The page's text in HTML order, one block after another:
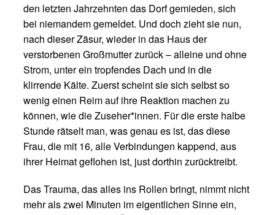
den letzten Jahrzehnten das Dorf gemieden, sich
bei niemandem gemeldet. Und doch zieht sie nun,
nach dieser Zäsur, wieder in das Haus der
verstorbenen Großmutter zurück – alleine und ohne
Strom, unter ein tropfendes Dach und in die
klirrende Kälte. Zuerst scheint sie sich selbst so
wenig einen Reim auf ihre Reaktion machen zu
können, wie die Zuseher*innen. Für die erste halbe
Stunde rätselt man, was genau es ist, das diese
Frau, die mit 16, alle Verbindungen kappend, aus
ihrer Heimat geflohen ist, just dorthin zurücktreibt.
Das Trauma, das alles ins Rollen bringt, nimmt nicht
mehr als zwei Minuten im eigentlichen Sinne ein,